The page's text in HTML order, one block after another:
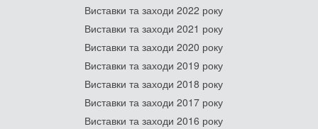
Виставки та заходи 2022 року
Виставки та заходи 2021 року
Виставки та заходи 2020 року
Виставки та заходи 2019 року
Виставки та заходи 2018 року
Виставки та заходи 2017 року
Виставки та заходи 2016 року